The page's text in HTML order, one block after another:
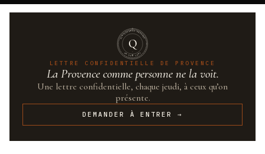
QUINTESSENCE·PROVENCE
UN·SUR·CENT
Q
LETTRE CONFIDENTIELLE DE PROVENCE
La Provence comme personne ne la voit.
Une lettre confidentielle, chaque jeudi, à ceux qu’on
présente.
DEMANDER À ENTRER →